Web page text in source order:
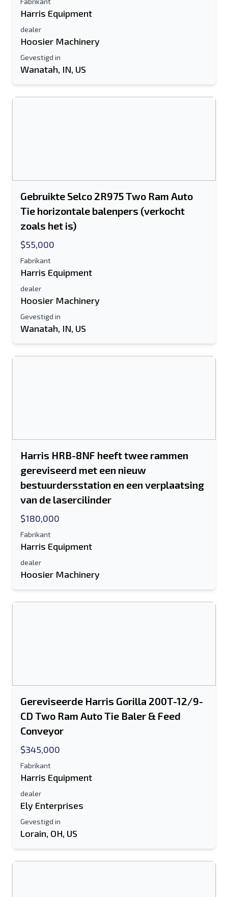
Send a Message
Voor-en achternaam
Harris Equipment
dealer
Hoosier Machinery
Gevestigd in
Wanatah, IN, US
Gebruikte Selco 2R975 Two Ram Auto
Tie horizontale balenpers (verkocht
zoals het is)
$55,000
Fabrikant
Harris Equipment
dealer
Hoosier Machinery
Gevestigd in
Wanatah, IN, US
Harris HRB-8NF heeft twee rammen
gereviseerd met een nieuw
bestuurdersstation en een verplaatsing
van de lasercilinder
$180,000
Fabrikant
Harris Equipment
dealer
Hoosier Machinery
Gereviseerde Harris Gorilla 200T-12/9-
CD Two Ram Auto Tie Baler & Feed
Conveyor
$345,000
Fabrikant
Harris Equipment
dealer
Ely Enterprises
Gevestigd in
Lorain, OH, US
Stuur naar een vriend
Het veld E-mailadres of Mobiel nummer
is verplicht
Stuur vermelding naar e-mail